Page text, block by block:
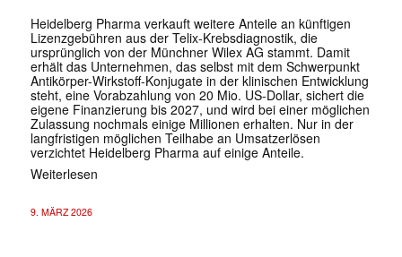
Heidelberg Pharma verkauft weitere Anteile an künftigen
Lizenzgebühren aus der Telix-Krebsdiagnostik, die
ursprünglich von der Münchner Wilex AG stammt. Damit
erhält das Unternehmen, das selbst mit dem Schwerpunkt
Antikörper-Wirkstoff-Konjugate in der klinischen Entwicklung
steht, eine Vorabzahlung von 20 Mio. US-Dollar, sichert die
eigene Finanzierung bis 2027, und wird bei einer möglichen
Zulassung nochmals einige Millionen erhalten. Nur in der
langfristigen möglichen Teilhabe an Umsatzerlösen
verzichtet Heidelberg Pharma auf einige Anteile.
Weiterlesen
9. MÄRZ 2026